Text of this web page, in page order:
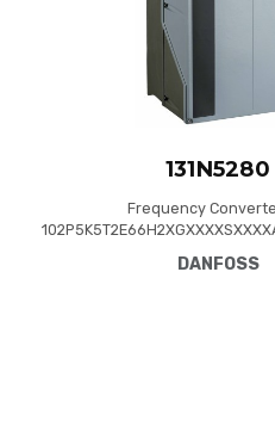
131N5280
Frequency
Three phase200 - 240 VAC,
DANFOSS